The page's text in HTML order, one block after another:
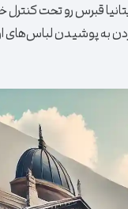
قرن 20، وقتی که
به پوشیدن لباس‌های